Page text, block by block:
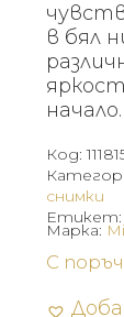
в бял
начало.
Код:
снимки
Етикет:
С
Марка: